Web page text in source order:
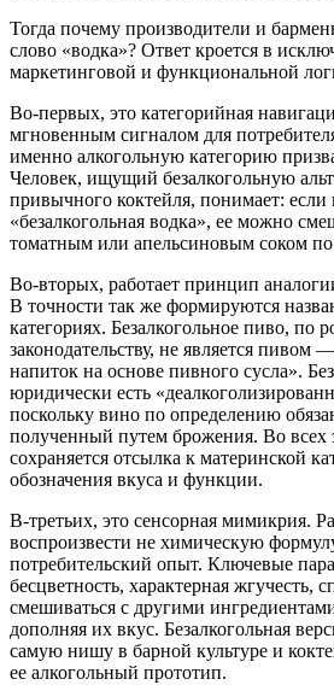
Тогда почему производители и
слово «водка»? Ответ кроется в
маркетинговой и функциональной
Во-первых, это категорийная
мгновенным сигналом для
именно алкогольную категорию
Человек, ищущий безалкогольную
привычного коктейля, понимает: если
«безалкогольная водка», ее можно
томатным или апельсиновым соком
Во-вторых, работает принцип
В точности так же формируются
категориях. Безалкогольное пиво, по
законодательству, не является пивом
напиток на основе пивного сусла».
юридически есть
поскольку вино по определению
полученный путем брожения. Во всех
сохраняется отсылка к материнской
обозначения вкуса и функции.
В-третьих, это сенсорная мимикрия.
воспроизвести не химическую
потребительский опыт. Ключевые
бесцветность, характерная жгучесть,
смешиваться с другими
дополняя их вкус. Безалкогольная
самую нишу в барной культуре и
ее алкогольный прототип.